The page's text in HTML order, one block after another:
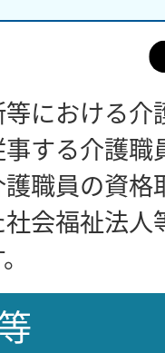
における介
する介護
職員の資
会福祉法